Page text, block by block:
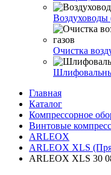
Воздуховоды
Очистка
Главная
Каталог
Компрессорное
Винтовые
ARLEOX
ARLEOX XLS
ARLEOX XLS 30